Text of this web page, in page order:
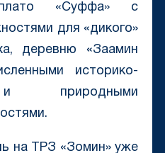
«Суффа» с
для «дикого»
деревню «Заамин
историко-
и природными
на ТРЗ «Зомин» уже